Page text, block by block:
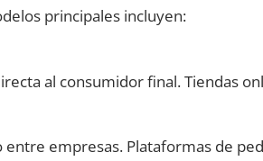
principales incluyen:
al consumidor final. Tiendas
entre empresas. Plataformas de